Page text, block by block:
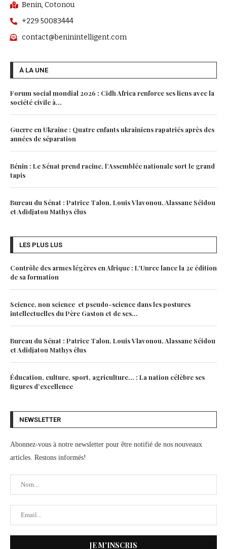
Benin, Cotonou
+229 50083444
contact@beninintelligent.com
À LA UNE
Forum social mondial 2026 : Cidh Africa renforce ses liens avec la
société civile à...
Guerre en Ukraine : Quatre enfants ukrainiens rapatriés après des
années de séparation
Bénin : Le Sénat prend racine, l’Assemblée nationale sort le grand
tapis
Bureau du Sénat : Patrice Talon, Louis Vlavonou, Alassane Séidou
et Adidjatou Mathys élus
LES PLUS LUS
Contrôle des armes légères en Afrique : L’Unrec lance la 2e édition
de sa formation
Science, non science et pseudo-science dans les postures
intellectuelles du Père Gaston et de ses...
Bureau du Sénat : Patrice Talon, Louis Vlavonou, Alassane Séidou
et Adidjatou Mathys élus
Éducation, culture, sport, agriculture… : La nation célèbre ses
figures d’excellence
NEWSLETTER
Abonnez-vous à notre newsletter pour être notifié de nos nouveaux
articles. Restons informés!